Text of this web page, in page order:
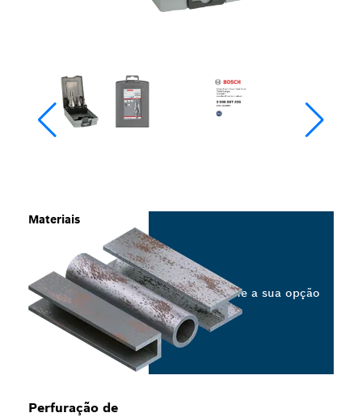
Perfuração de
Materiais
Selecione a sua opção